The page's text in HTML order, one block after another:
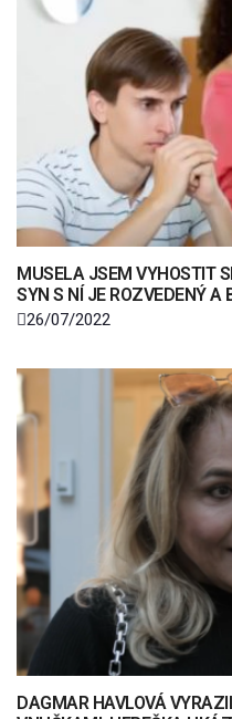
MUSELA JSEM VYHOSTIT
SYN S NÍ JE ROZVEDENÝ A
26/07/2022
DAGMAR HAVLOVÁ